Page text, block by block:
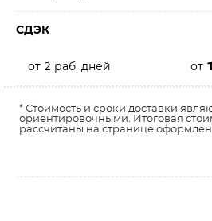
СДЭК
от 2 раб. дней от
* Стоимость и сроки доставки
ориентировочными. Итоговая
рассчитаны на странице